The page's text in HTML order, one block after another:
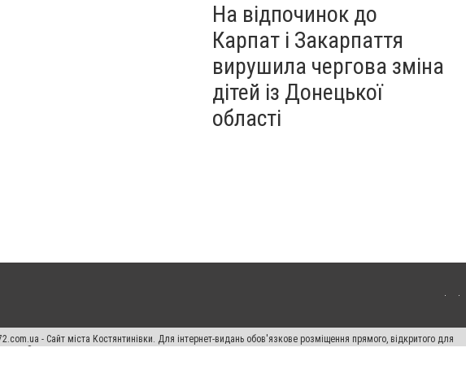
На відпочинок до
Карпат і Закарпаття
вирушила чергова зміна
дітей із Донецької
області
- Сайт міста Костянтинівки. Для інтернет-видань обов'язкове розміщення прямого, відкритого для
Законом.